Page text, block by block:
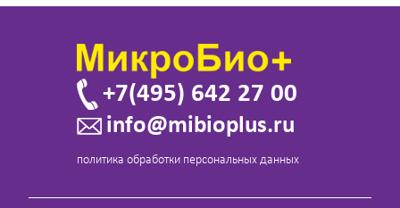
+7(495) 642 27 00
info@mibioplus.ru
политика обработки персональных данных